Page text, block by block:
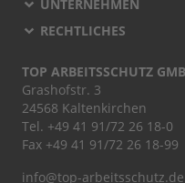
UNTERNEHMEN
RECHTLICHES
TOP ARBEITSSCHUTZ
Grashofstr. 3
24568 Kaltenkirchen
Tel. +49 41 91/72 26 18-0
Fax +49 41 91/72 26 18-99
info@top-arbeitsschutz.de